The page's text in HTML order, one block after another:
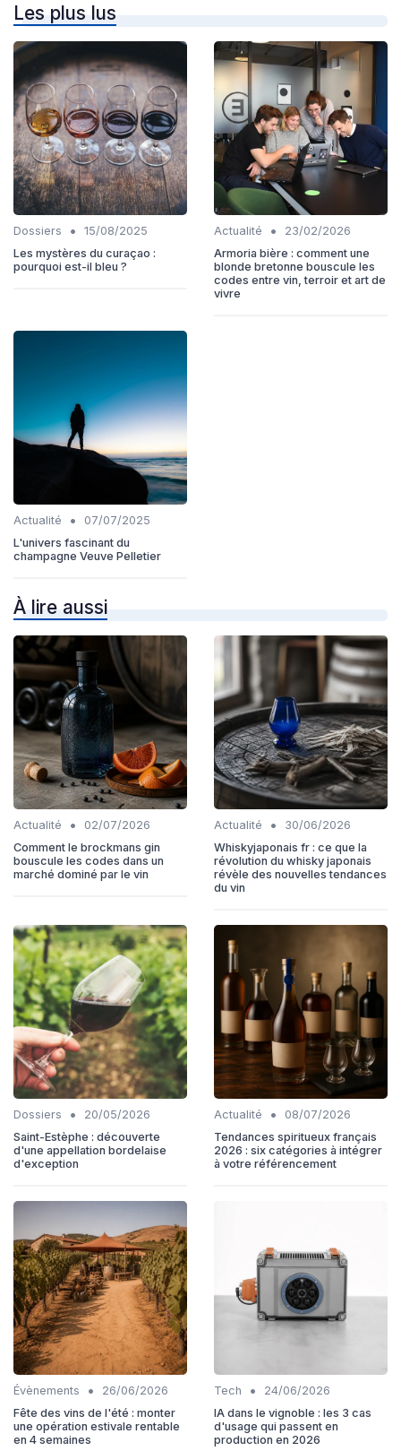
Les plus lus
Dossiers •
15/08/2025
Les mystères du curaçao :
pourquoi est-il bleu ?
Actualité •
23/02/2026
Armoria bière : comment une
blonde bretonne bouscule les
codes entre vin, terroir et art de
vivre
Actualité •
07/07/2025
L'univers fascinant du
champagne Veuve Pelletier
À lire aussi
Actualité •
02/07/2026
Comment le brockmans gin
bouscule les codes dans un
marché dominé par le vin
Actualité •
30/06/2026
Whiskyjaponais fr : ce que la
révolution du whisky japonais
révèle des nouvelles tendances
du vin
Dossiers •
20/05/2026
Saint-Estèphe : découverte
d'une appellation bordelaise
d'exception
Actualité •
08/07/2026
Tendances spiritueux français
2026 : six catégories à intégrer
à votre référencement
Évènements •
26/06/2026
Fête des vins de l'été : monter
une opération estivale rentable
en 4 semaines
Tech •
24/06/2026
IA dans le vignoble : les 3 cas
d'usage qui passent en
production en 2026